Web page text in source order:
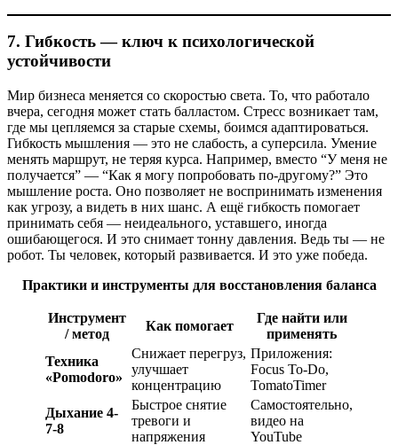
7. Гибкость — ключ к психологической
устойчивости
Мир бизнеса меняется со скоростью света. То, что работало
вчера, сегодня может стать балластом. Стресс возникает там,
где мы цепляемся за старые схемы, боимся адаптироваться.
Гибкость мышления — это не слабость, а суперсила. Умение
менять маршрут, не теряя курса. Например, вместо “У меня не
получается” — “Как я могу попробовать по-другому?” Это
мышление роста. Оно позволяет не воспринимать изменения
как угрозу, а видеть в них шанс. А ещё гибкость помогает
принимать себя — неидеального, уставшего, иногда
ошибающегося. И это снимает тонну давления. Ведь ты — не
робот. Ты человек, который развивается. И это уже победа.
Практики и инструменты для восстановления баланса
Инструмент
/ метод
Как помогает
Где найти или
применять
Техника
«Pomodoro»
Снижает перегруз,
улучшает
концентрацию
Приложения:
Focus To-Do,
TomatoTimer
Дыхание 4-
7-8
Быстрое снятие
тревоги и
напряжения
Самостоятельно,
видео на
YouTube